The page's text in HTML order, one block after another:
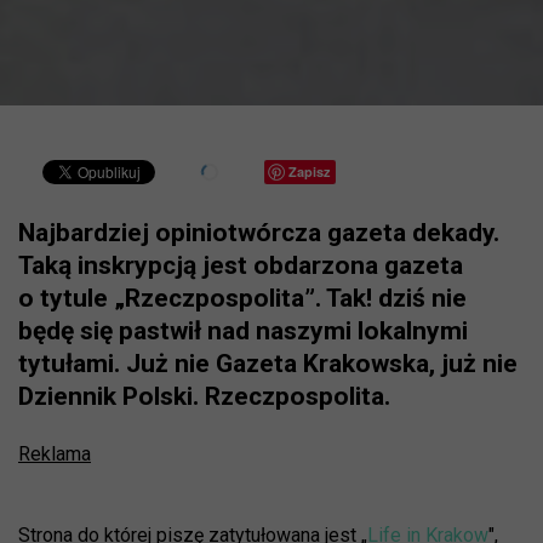
Zapisz
Najbardziej opiniotwórcza gazeta dekady.
Taką inskrypcją jest obdarzona gazeta
o tytule „Rzeczpospolita”. Tak! dziś nie
będę się pastwił nad naszymi lokalnymi
tytułami. Już nie Gazeta Krakowska, już nie
Dziennik Polski. Rzeczpospolita.
Reklama
Strona do której piszę zatytułowana jest „Life in Krakow",